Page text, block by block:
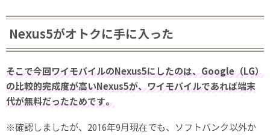
Nexus5がオトクに手に入った
そこで今回ワイモバイルのNexus5にしたのは、Google（LG）
の比較的完成度が高いNexus5が、ワイモバイルであれば端末
代が無料だったためです。
※確認しましたが、2016年9月現在でも、ソフトバンク以外か